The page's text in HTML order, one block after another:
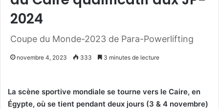
2024
Coupe du Monde-2023 de Para-Powerlifting
novembre 4, 2023 333 3 minutes de lecture
La scène sportive mondiale se tourne vers le Caire, en
Égypte, où se tient pendant deux jours (3 & 4 novembre)